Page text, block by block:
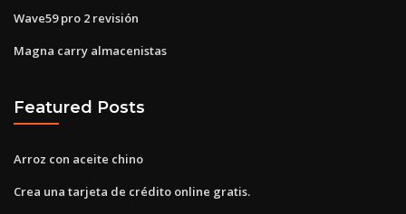
Wave59 pro 2 revisión
Magna carry almacenistas
Featured Posts
Arroz con aceite chino
Crea una tarjeta de crédito online gratis.